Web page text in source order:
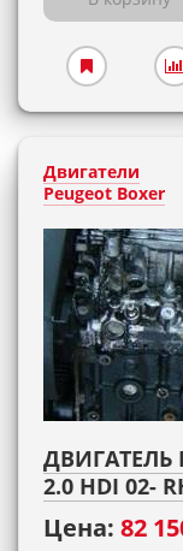
Двигатели
Peugeot Boxer
ДВИГАТЕЛЬ
2.0 HDI 02-
Цена: 82